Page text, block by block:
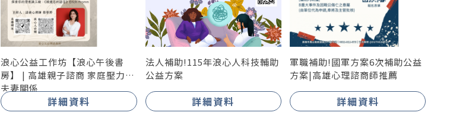
浪心公益工作坊【浪心午後書
房】 | 高雄親子諮商 家庭壓力
夫妻關係
詳細資料
法人補助!115年浪心人科技輔助
公益方案
詳細資料
軍職補助!國軍方案6次補助公益
方案|高雄心理諮商師推薦
詳細資料